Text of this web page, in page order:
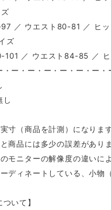
／ ウエスト80-81 ／ ヒ
ズ
101 ／ ウエスト84-85 ／
・ー・ー・ー・ー・ー・ー・
し
寸（商品を計測）になります
商品には多少の誤差があり
モニターの解像度の違いに
ディネートしている、小物
ついて】